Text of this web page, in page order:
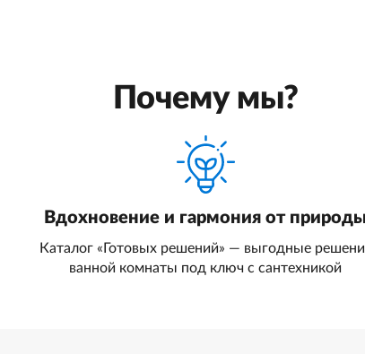
Почему мы?
Вдохновение и гармония от
Каталог «Готовых решений» — выгодные
ванной комнаты под ключ с сантехникой